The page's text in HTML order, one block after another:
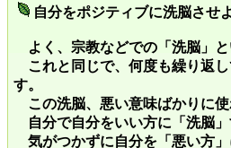
自分をポジティブに洗脳させ
よく、宗教などでの「洗脳」
これと同じで、何度も繰り返
す。
この洗脳、悪い意味ばかりに
自分で自分をいい方に「洗脳
気がつかずに自分を「悪い方